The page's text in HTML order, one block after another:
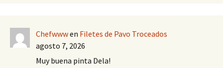
Chefwwwen Filetes de Pavo Troceados
agosto 7, 2026
Muy buena pinta Dela!